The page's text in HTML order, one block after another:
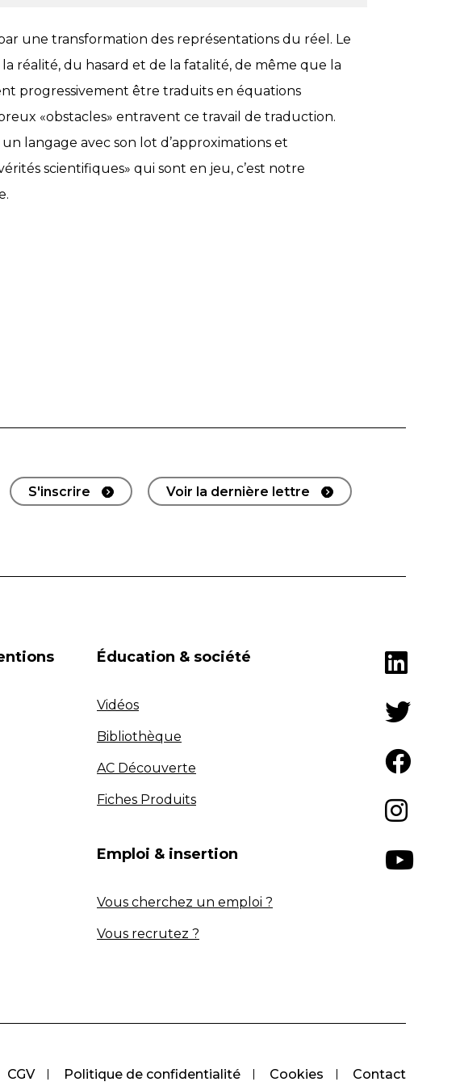
une transformation des représentations du réel. Le
réalité, du hasard et de la fatalité, de même que la
progressivement être traduits en équations
«obstacles» entravent ce travail de traduction.
langage avec son lot d’approximations et
scientifiques» qui sont en jeu, c’est notre
S'inscrire Voir la dernière lettre
Éducation & société
Vidéos
Bibliothèque
AC Découverte
Fiches Produits
Emploi & insertion
Vous cherchez un emploi ?
Vous recrutez ?
CGV Politique de confidentialité Cookies Contact